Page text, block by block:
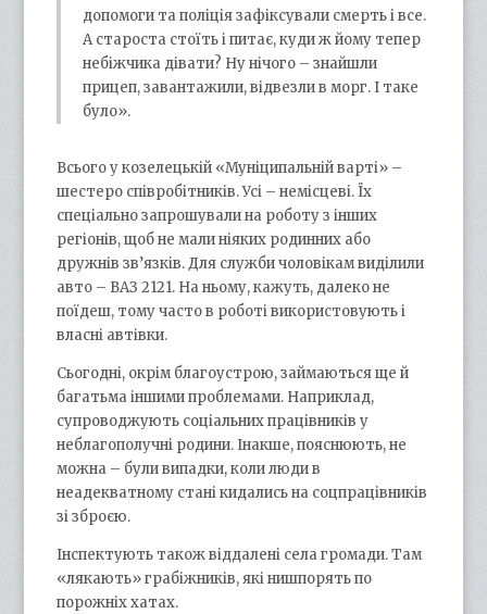
допомоги та поліція зафіксували смерть і все.
А староста стоїть і питає, куди ж йому тепер
небіжчика дівати? Ну нічого – знайшли
прицеп, завантажили, відвезли в морг. І таке
було».
Всього у козелецькій «Муніципальній варті» –
шестеро співробітників. Усі – немісцеві. Їх
спеціально запрошували на роботу з інших
регіонів, щоб не мали ніяких родинних або
дружнів зв’язків. Для служби чоловікам виділили
авто – ВАЗ 2121. На ньому, кажуть, далеко не
поїдеш, тому часто в роботі використовують і
власні автівки.
Сьогодні, окрім благоустрою, займаються ще й
багатьма іншими проблемами. Наприклад,
супроводжують соціальних працівників у
неблагополучні родини. Інакше, пояснюють, не
можна – були випадки, коли люди в
неадекватному стані кидались на соцпрацівників
зі зброєю.
Інспектують також віддалені села громади. Там
«лякають» грабіжників, які нишпорять по
порожніх хатах.